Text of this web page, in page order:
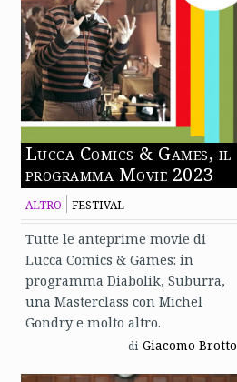
Lucca Comics & Games, il
programma Movie 2023
ALTRO FESTIVAL
Tutte le anteprime movie di
Lucca Comics & Games: in
programma Diabolik, Suburra,
una Masterclass con Michel
Gondry e molto altro.
di Giacomo Brotto